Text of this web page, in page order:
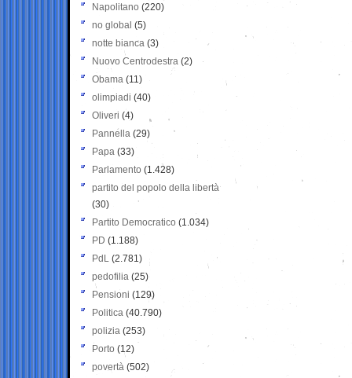
Napolitano (220)
no global (5)
notte bianca (3)
Nuovo Centrodestra (2)
Obama (11)
olimpiadi (40)
Oliveri (4)
Pannella (29)
Papa (33)
Parlamento (1.428)
partito del popolo della libertà
(30)
Partito Democratico (1.034)
PD (1.188)
PdL (2.781)
pedofilia (25)
Pensioni (129)
Politica (40.790)
polizia (253)
Porto (12)
povertà (502)